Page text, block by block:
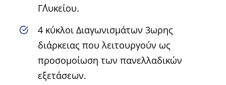
Γ΄Λυκείου.
4 κύκλοι Διαγωνισμάτων 3ωρης
διάρκειας που λειτουργούν ως
προσομοίωση των πανελλαδικών
εξετάσεων.